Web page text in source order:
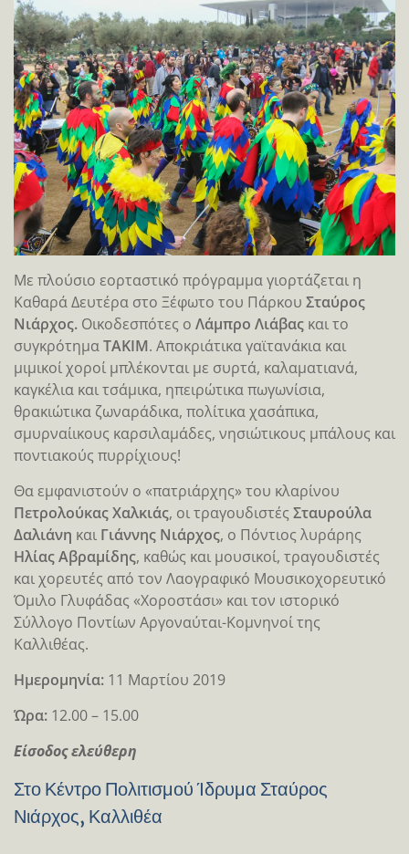
Με πλούσιο εορταστικό πρόγραμμα γιορτάζεται η
Καθαρά Δευτέρα στο Ξέφωτο του Πάρκου Σταύρος
Νιάρχος. Oικοδεσπότες o Λάμπρο Λιάβας και το
συγκρότημαΤΑΚΙΜ. Αποκριάτικα γαϊτανάκια και
μιμικοί χοροί μπλέκονται με συρτά, καλαματιανά,
καγκέλια και τσάμικα, ηπειρώτικα πωγωνίσια,
θρακιώτικα ζωναράδικα, πολίτικα χασάπικα,
σμυρναίικους καρσιλαμάδες, νησιώτικους μπάλους και
ποντιακούς πυρρίχιους!
Θα εμφανιστούν ο «πατριάρχης» του κλαρίνου
Πετρολούκας Χαλκιάς, οι τραγουδιστές Σταυρούλα
Δαλιάνη και Γιάννης Νιάρχος, ο Πόντιος λυράρης
Ηλίας Αβραμίδης, καθώς και μουσικοί, τραγουδιστές
και χορευτές από τον Λαογραφικό Μουσικοχορευτικό
Όμιλο Γλυφάδας «Χοροστάσι» και τον ιστορικό
Σύλλογο Ποντίων Αργοναύται-Κομνηνοί της
Καλλιθέας.
Ημερομηνία: 11 Μαρτίου 2019
Ώρα: 12.00 – 15.00
Είσοδος ελεύθερη
Στο Κέντρο Πολιτισμού Ίδρυμα Σταύρος
Νιάρχος, Καλλιθέα